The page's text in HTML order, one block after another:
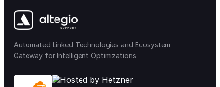
Automated Linked Technologies and Ecosystem
Gateway for Intelligent Optimizations